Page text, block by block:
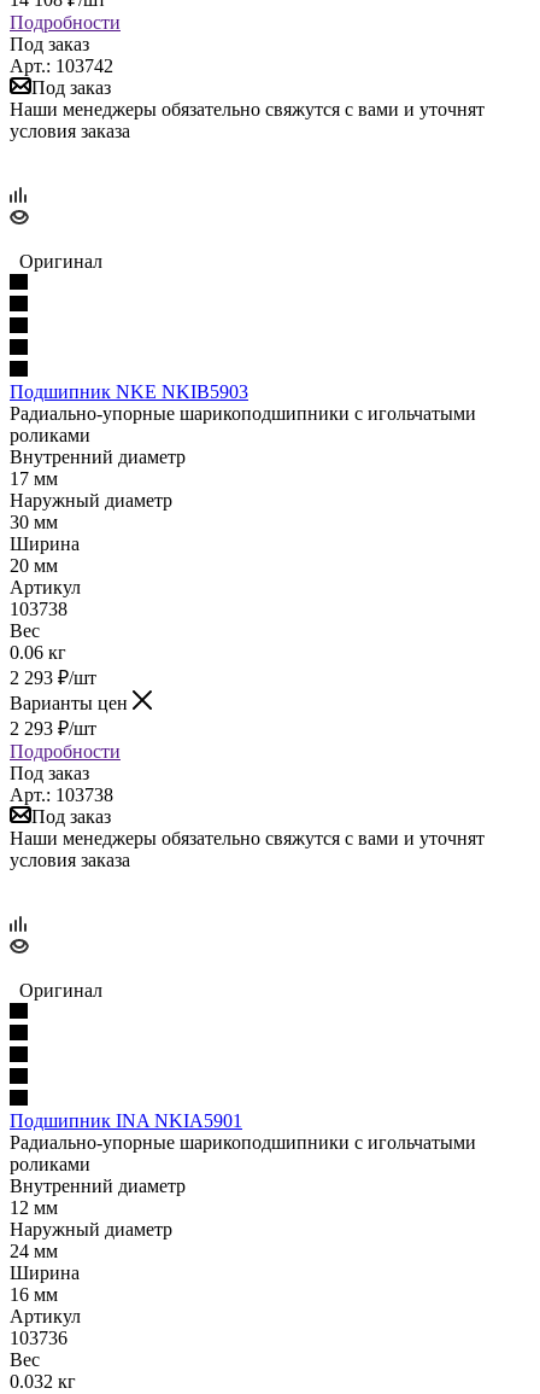
Подробности
Под заказ
Арт.: 103742
Под заказ
Наши менеджеры обязательно свяжутся с вами и уточнят
условия заказа
Оригинал
Подшипник NKE NKIB5903
Радиально-упорные шарикоподшипники с игольчатыми
роликами
Внутренний диаметр
17 мм
Наружный диаметр
30 мм
Ширина
20 мм
Артикул
103738
Вес
0.06 кг
2 293 ₽/шт
Варианты цен
2 293 ₽/шт
Подробности
Под заказ
Арт.: 103738
Под заказ
Наши менеджеры обязательно свяжутся с вами и уточнят
условия заказа
Оригинал
Подшипник INA NKIA5901
Радиально-упорные шарикоподшипники с игольчатыми
роликами
Внутренний диаметр
12 мм
Наружный диаметр
24 мм
Ширина
16 мм
Артикул
103736
Вес
0.032 кг